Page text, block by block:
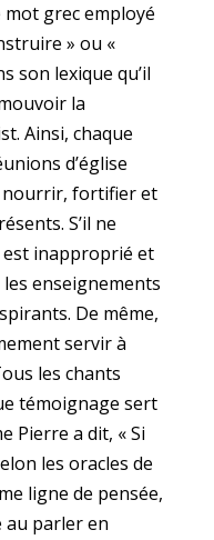
mot grec employé
» ou «
son lexique qu’il
la
Ainsi, chaque
d’église
nourrir, fortifier et
S’il ne
est inapproprié et
enseignements
De même,
servir à
les chants
témoignage sert
Pierre a dit, « Si
les oracles de
ligne de pensée,
parler en